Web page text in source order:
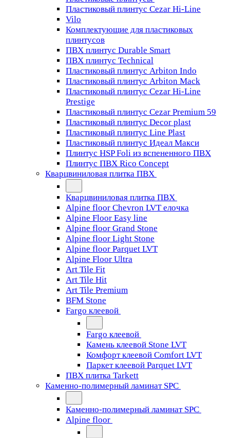
Пластиковый плинтус Cezar Hi-Line
Vilo
Комплектующие для пластиковых
плинтусов
ПВХ плинтус Durable Smart
ПВХ плинтус Technical
Пластиковый плинтус Arbiton Indo
Пластиковый плинтус Arbiton Mack
Пластиковый плинтус Cezar Hi-Line
Prestige
Пластиковый плинтус Cezar Premium 59
Пластиковый плинтус Decor plast
Пластиковый плинтус Line Plast
Пластиковый плинтус Идеал Макси
Плинтус HSP Foli из вспененного ПВХ
Плинтус ПВХ Rico Concept
Кварцвиниловая плитка ПВХ
Кварцвиниловая плитка ПВХ
Alpine floor Chevron LVT елочка
Alpine Floor Easy line
Alpine floor Grand Stone
Alpine floor Light Stone
Alpine floor Parquet LVT
Alpine Floor Ultra
Art Tile Fit
Art Tile Hit
Art Tile Premium
BFM Stone
Fargo клеевой
Fargo клеевой
Камень клеевой Stone LVT
Комфорт клеевой Comfort LVT
Паркет клеевой Parquet LVT
ПВХ плитка Tarkett
Каменно-полимерный ламинат SPC
Каменно-полимерный ламинат SPC
Alpine floor